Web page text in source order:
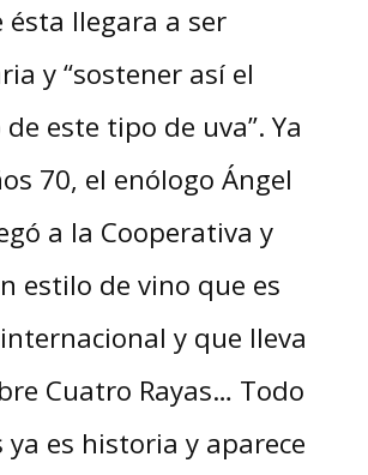
ésta llegara a ser
y “sostener así el
este tipo de uva”. Ya
70, el enólogo Ángel
a la Cooperativa y
estilo de vino que es
y que lleva
Cuatro Rayas… Todo
ya es historia y aparece